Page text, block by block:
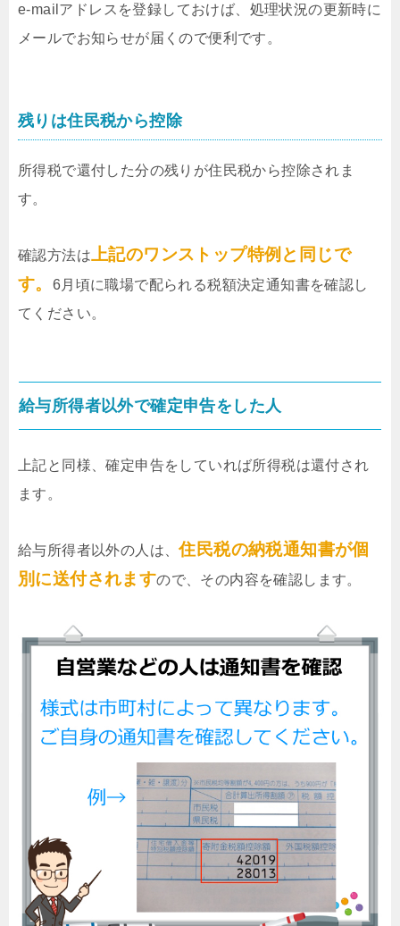
e-mailアドレスを登録しておけば、処理状況の更新時に
メールでお知らせが届くので便利です。
残りは住民税から控除
所得税で還付した分の残りが住民税から控除されま
す。
確認方法は上記のワンストップ特例と同じで
す。
6月頃に職場で配られる税額決定通知書を確認し
てください。
給与所得者以外で確定申告をした人
上記と同様、確定申告をしていれば所得税は還付され
ます。
給与所得者以外の人は、住民税の納税通知書が個
別に送付されますので、その内容を確認します。